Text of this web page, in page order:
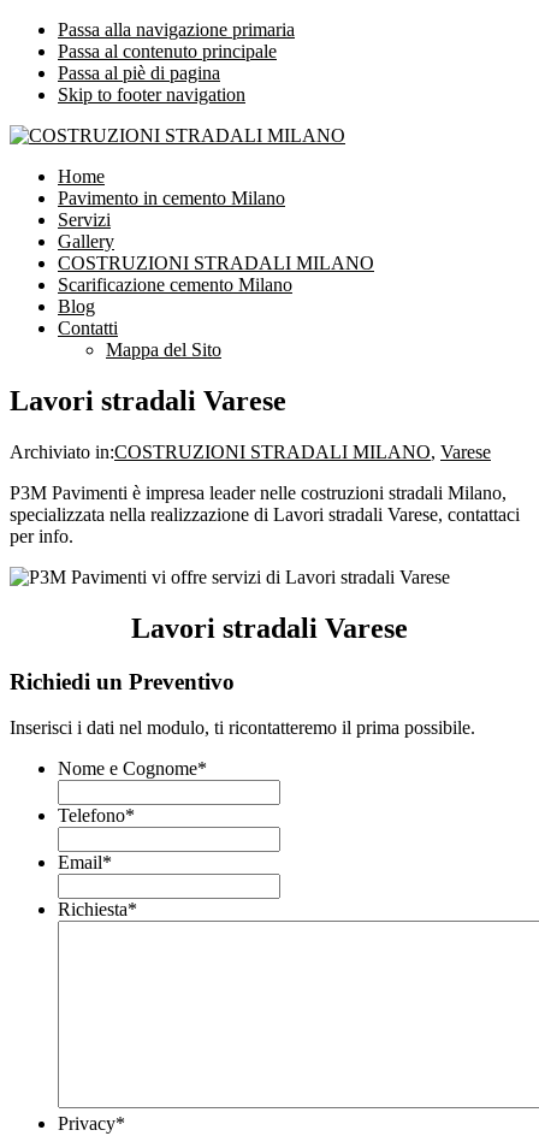
Passa alla navigazione primaria
Passa al contenuto principale
Passa al piè di pagina
Skip to footer navigation
COSTRUZIONI STRADALI MILANO
Impresa leader nelle costruzioni stradali Milano
Home
Pavimento in cemento Milano
Servizi
Gallery
COSTRUZIONI STRADALI MILANO
Scarificazione cemento Milano
Blog
Contatti
Mappa del Sito
Lavori stradali Varese
Archiviato in:COSTRUZIONI STRADALI MILANO, Varese
P3M Pavimenti è impresa leader nelle costruzioni stradali Milano,
specializzata nella realizzazione di Lavori stradali Varese, contattaci
per info.
Lavori stradali Varese
Richiedi un Preventivo
Inserisci i dati nel modulo, ti ricontatteremo il prima possibile.
Nome e Cognome*
Telefono*
Email*
Richiesta*
Privacy*